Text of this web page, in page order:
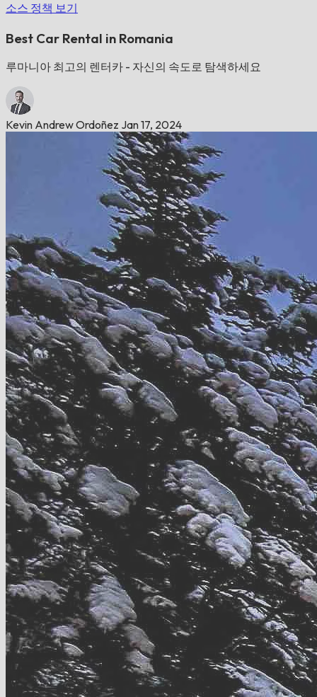
소스 정책 보기
Best Car Rental in Romania
루마니아 최고의 렌터카 - 자신의 속도로 탐색하세요
Kevin Andrew Ordoñez Jan 17, 2024